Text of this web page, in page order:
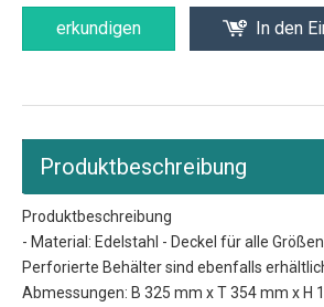
erkundigen In den
Produktbeschreibung
Produktbeschreibung
- Material: Edelstahl - Deckel für alle
Perforierte Behälter sind ebenfalls
Abmessungen: B 325 mm x T 354 mm x H